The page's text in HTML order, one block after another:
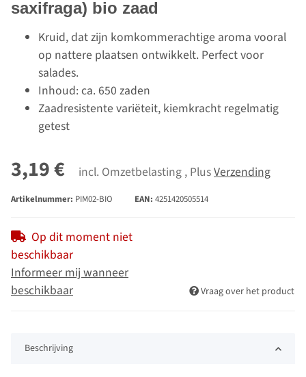
saxifraga) bio zaad
Kruid, dat zijn komkommerachtige aroma vooral
op nattere plaatsen ontwikkelt. Perfect voor
salades.
Inhoud: ca. 650 zaden
Zaadresistente variëteit, kiemkracht regelmatig
getest
3,19 € incl. Omzetbelasting , PlusVerzending
Artikelnummer: PIM02-BIO EAN: 4251420505514
Op dit moment niet
beschikbaar
Informeer mij wanneer
beschikbaar
Vraag over het product
Beschrijving